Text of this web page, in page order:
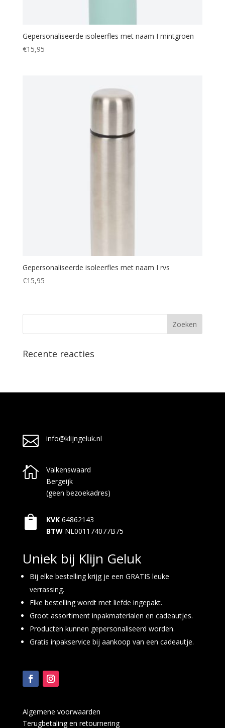
Gepersonaliseerde isoleerfles met naam I mintgroen
€15,95
Gepersonaliseerde isoleerfles met naam I rvs
€15,95
Recente reacties
 info@klijngeluk.nl

Valkenswaard
Bergeijk
(geen bezoekadres)
 KVK 64862143
BTW NL001174077B75
Uniek bij Klijn Geluk
Bij elke bestelling krijg je een GRATIS leuke
verrassing.
Elke bestelling wordt met liefde ingepakt.
Groot assortiment inpakmaterialen en cadeautjes.
Producten kunnen gepersonaliseerd worden.
Gratis inpakservice bij aankoop van een cadeautje.
Algemene voorwaarden
Terugbetaling en retournering